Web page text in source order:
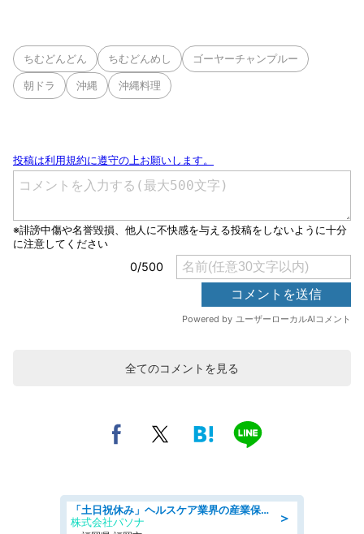
ちむどんどん ちむどんめし ゴーヤーチャンプルー
朝ドラ 沖縄 沖縄料理
全てのコメントを見る
＞
「土日祝休み」ヘルスケア業界の産業保健師/高時給/未経験OK/要資格:保健師、正看護師
株式会社パソナ